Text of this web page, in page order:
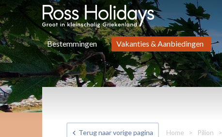
Bestemmingen Vakanties & Aanbiedingen
Terug naar vorige pagina Home > Pilion >